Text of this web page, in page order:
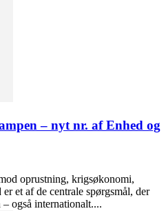
– nyt nr. af Enhed og
oprustning, krigsøkonomi,
et af de centrale spørgsmål, der
også internationalt....